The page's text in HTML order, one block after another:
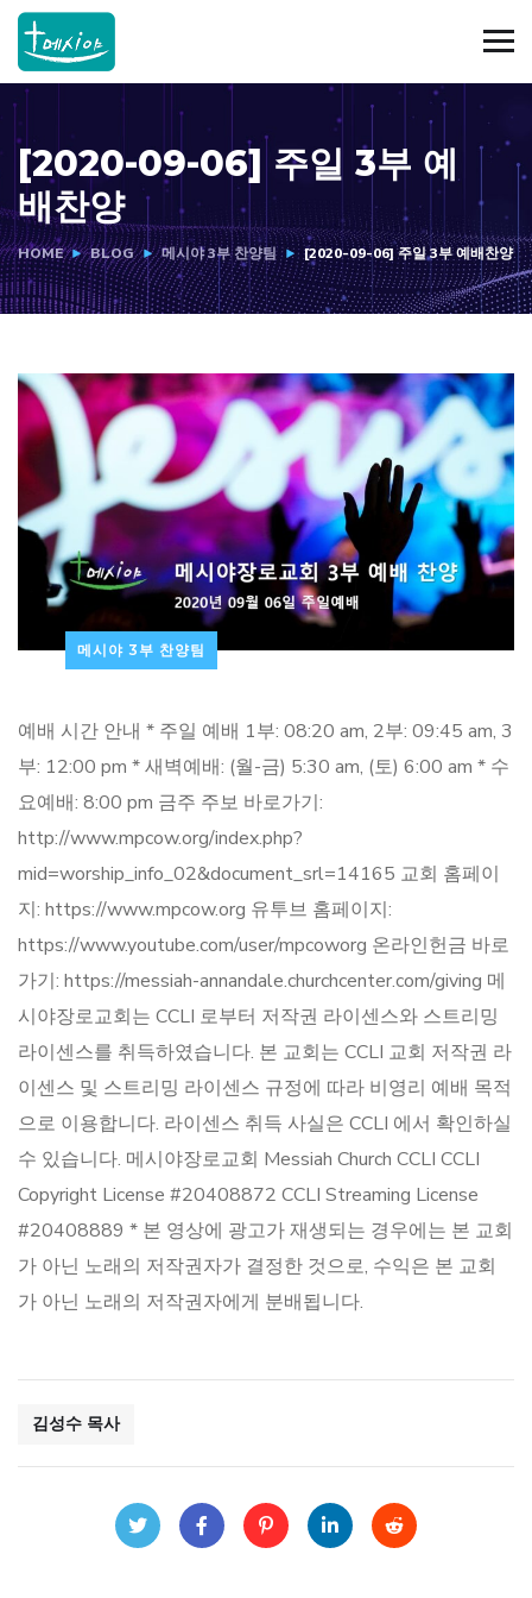
[2020-09-06] 주일 3부 예
배찬양
HOME BLOG 메시야 3부 찬양팀 [2020-09-06] 주일 3부 예배찬양
메시야 3부 찬양팀
예배 시간 안내 * 주일 예배 1부: 08:20 am, 2부: 09:45 am, 3
부: 12:00 pm * 새벽예배: (월-금) 5:30 am, (토) 6:00 am * 수
요예배: 8:00 pm 금주 주보 바로가기:
http://www.mpcow.org/index.php?
mid=worship_info_02&document_srl=14165 교회 홈페이
지: https://www.mpcow.org 유투브 홈페이지:
https://www.youtube.com/user/mpcoworg 온라인헌금 바로
가기: https://messiah-annandale.churchcenter.com/giving 메
시야장로교회는 CCLI 로부터 저작권 라이센스와 스트리밍
라이센스를 취득하였습니다. 본 교회는 CCLI 교회 저작권 라
이센스 및 스트리밍 라이센스 규정에 따라 비영리 예배 목적
으로 이용합니다. 라이센스 취득 사실은 CCLI 에서 확인하실
수 있습니다. 메시야장로교회 Messiah Church CCLI CCLI
Copyright License #20408872 CCLI Streaming License
#20408889 * 본 영상에 광고가 재생되는 경우에는 본 교회
가 아닌 노래의 저작권자가 결정한 것으로, 수익은 본 교회
가 아닌 노래의 저작권자에게 분배됩니다.
김성수 목사